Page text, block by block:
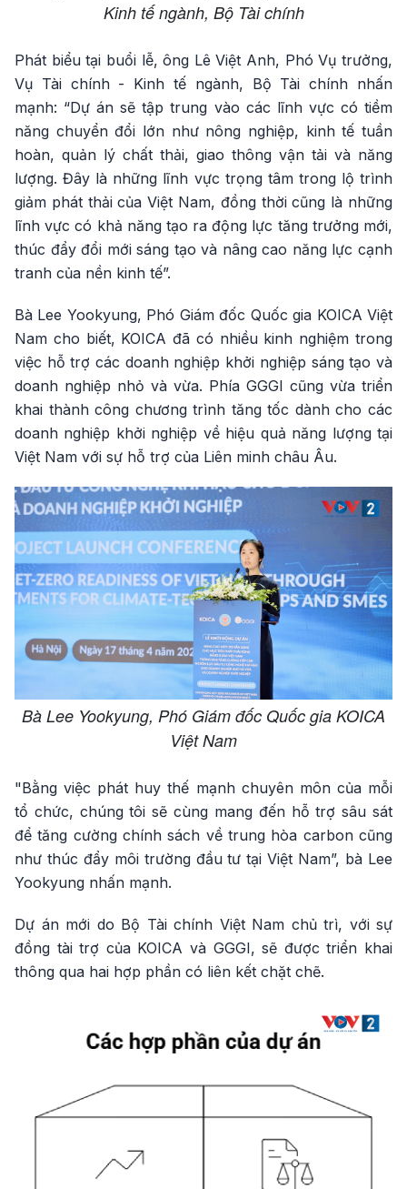
Kinh tế ngành, Bộ Tài chính
Phát biểu tại buổi lễ, ông Lê Việt Anh, Phó Vụ trưởng,
Vụ Tài chính - Kinh tế ngành, Bộ Tài chính nhấn
mạnh: “Dự án sẽ tập trung vào các lĩnh vực có tiềm
năng chuyển đổi lớn như nông nghiệp, kinh tế tuần
hoàn, quản lý chất thải, giao thông vận tải và năng
lượng. Đây là những lĩnh vực trọng tâm trong lộ trình
giảm phát thải của Việt Nam, đồng thời cũng là những
lĩnh vực có khả năng tạo ra động lực tăng trưởng mới,
thúc đẩy đổi mới sáng tạo và nâng cao năng lực cạnh
tranh của nền kinh tế”.
Bà Lee Yookyung, Phó Giám đốc Quốc gia KOICA Việt
Nam cho biết, KOICA đã có nhiều kinh nghiệm trong
việc hỗ trợ các doanh nghiệp khởi nghiệp sáng tạo và
doanh nghiệp nhỏ và vừa. Phía GGGI cũng vừa triển
khai thành công chương trình tăng tốc dành cho các
doanh nghiệp khởi nghiệp về hiệu quả năng lượng tại
Việt Nam với sự hỗ trợ của Liên minh châu Âu.
Bà Lee Yookyung, Phó Giám đốc Quốc gia KOICA
Việt Nam
"Bằng việc phát huy thế mạnh chuyên môn của mỗi
tổ chức, chúng tôi sẽ cùng mang đến hỗ trợ sâu sát
để tăng cường chính sách về trung hòa carbon cũng
như thúc đẩy môi trường đầu tư tại Việt Nam”, bà Lee
Yookyung nhấn mạnh.
Dự án mới do Bộ Tài chính Việt Nam chủ trì, với sự
đồng tài trợ của KOICA và GGGI, sẽ được triển khai
thông qua hai hợp phần có liên kết chặt chẽ.